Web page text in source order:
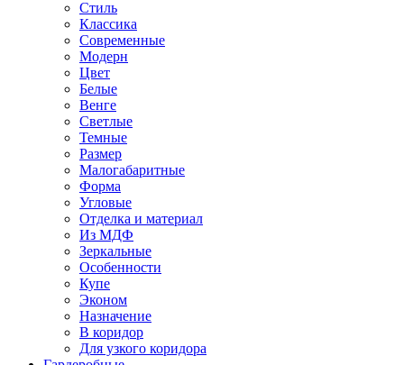
Стиль
Классика
Современные
Модерн
Цвет
Белые
Венге
Светлые
Темные
Размер
Малогабаритные
Форма
Угловые
Отделка и материал
Из МДФ
Зеркальные
Особенности
Купе
Эконом
Назначение
В коридор
Для узкого коридора